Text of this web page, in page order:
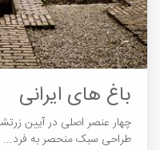
باغ های ایرانی
چهار عنصر اصلی در آیین
طراحی سبک منحصر به فرد...